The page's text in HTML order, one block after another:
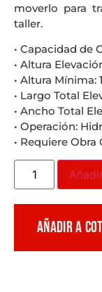
moverlo para
taller.
• Capacidad de
• Altura
• Altura Mínima:
• Largo Total
• Ancho Total
• Operación:
• Requiere Obra
AÑADIR A